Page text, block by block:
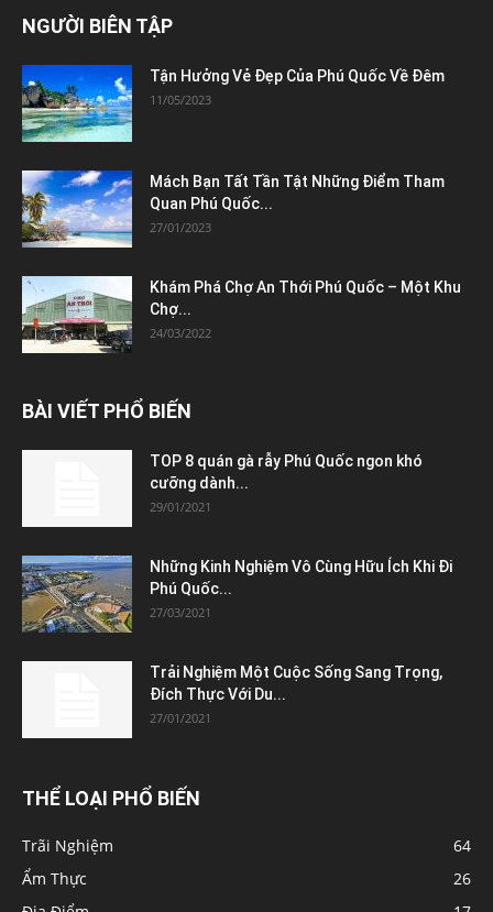
NGƯỜI BIÊN TẬP
Tận Hưởng Vẻ Đẹp Của Phú Quốc Về Đêm
11/05/2023
Mách Bạn Tất Tần Tật Những Điểm Tham
Quan Phú Quốc...
27/01/2023
Khám Phá Chợ An Thới Phú Quốc – Một Khu
Chợ...
24/03/2022
BÀI VIẾT PHỔ BIẾN
TOP 8 quán gà rẫy Phú Quốc ngon khó
cưỡng dành...
29/01/2021
Những Kinh Nghiệm Vô Cùng Hữu Ích Khi Đi
Phú Quốc...
27/03/2021
Trải Nghiệm Một Cuộc Sống Sang Trọng,
Đích Thực Với Du...
27/01/2021
THỂ LOẠI PHỔ BIẾN
Trãi Nghiệm
64
Ẩm Thực
26